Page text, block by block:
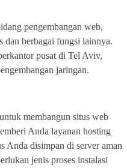
pengembangan web,
dan berbagai fungsi lainnya.
pusat di Tel Aviv,
jaringan.
membangun situs web
Anda layanan hosting
Anda disimpan di server aman
jenis proses instalasi